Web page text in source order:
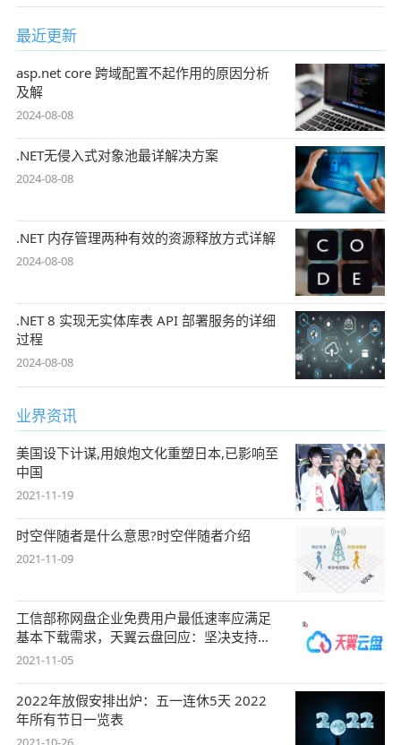
最近更新
asp.net core 跨域配置不起作用的原因分析
及解
2024-08-08
.NET无侵入式对象池最详解决方案
2024-08-08
.NET 内存管理两种有效的资源释放方式详解
2024-08-08
.NET 8 实现无实体库表 API 部署服务的详细
过程
2024-08-08
业界资讯
美国设下计谋,用娘炮文化重塑日本,已影响至
中国
2021-11-19
时空伴随者是什么意思?时空伴随者介绍
2021-11-09
工信部称网盘企业免费用户最低速率应满足
基本下载需求，天翼云盘回应：坚决支持，
始终
2021-11-05
2022年放假安排出炉：五一连休5天 2022
年所有节日一览表